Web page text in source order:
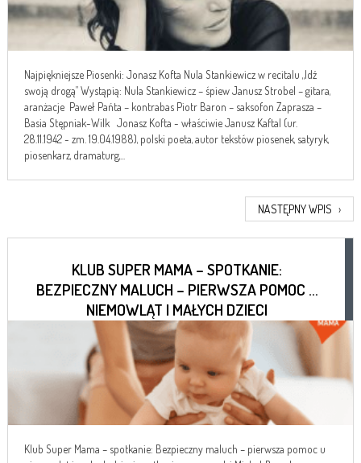
Najpiękniejsze Piosenki: Jonasz Kofta Nula Stankiewicz w recitalu „Idź
swoją drogą” Wystąpią: Nula Stankiewicz – śpiew Janusz Strobel – gitara,
aranżacje Paweł Pańta – kontrabas Piotr Baron – saksofon Zaprasza –
Basia Stępniak-Wilk Jonasz Kofta - właściwie Janusz Kaftal (ur.
28.11.1942 - zm. 19.04.1988), polski poeta, autor tekstów piosenek, satyryk,
piosenkarz, dramaturg,...
NASTĘPNY WPIS ›
KLUB SUPER MAMA – SPOTKANIE:
BEZPIECZNY MALUCH – PIERWSZA POMOC U
NIEMOWLĄT I MAŁYCH DZIECI
Klub Super Mama – spotkanie: Bezpieczny maluch – pierwsza pomoc u